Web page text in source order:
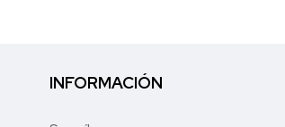
INFORMACIÓN